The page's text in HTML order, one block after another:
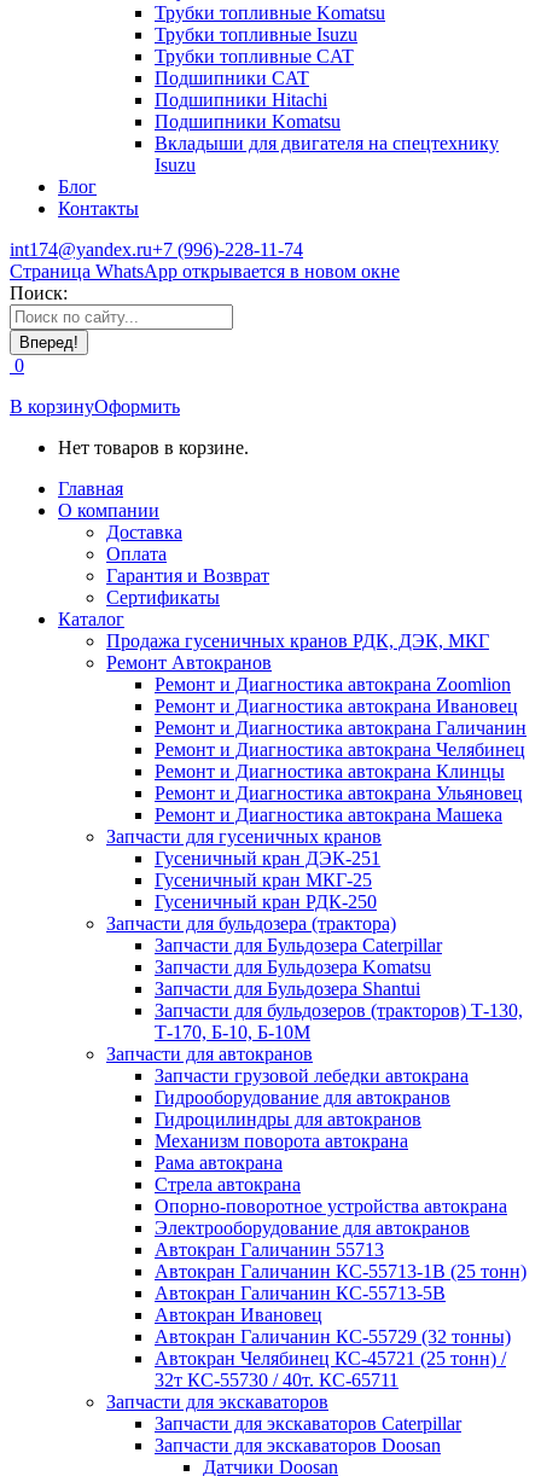
Трубки топливные Komatsu
Трубки топливные Isuzu
Трубки топливные CAT
Подшипники CAT
Подшипники Hitachi
Подшипники Komatsu
Вкладыши для двигателя на спецтехнику
Isuzu
Блог
Контакты
int174@yandex.ru+7 (996)-228-11-74
Страница WhatsApp открывается в новом окне
Поиск:
0
В корзинуОформить
Нет товаров в корзине.
Главная
О компании
Доставка
Оплата
Гарантия и Возврат
Сертификаты
Каталог
Продажа гусеничных кранов РДК, ДЭК, МКГ
Ремонт Автокранов
Ремонт и Диагностика автокрана Zoomlion
Ремонт и Диагностика автокрана Ивановец
Ремонт и Диагностика автокрана Галичанин
Ремонт и Диагностика автокрана Челябинец
Ремонт и Диагностика автокрана Клинцы
Ремонт и Диагностика автокрана Ульяновец
Ремонт и Диагностика автокрана Машека
Запчасти для гусеничных кранов
Гусеничный кран ДЭК-251
Гусеничный кран МКГ-25
Гусеничный кран РДК-250
Запчасти для бульдозера (трактора)
Запчасти для Бульдозера Caterpillar
Запчасти для Бульдозера Komatsu
Запчасти для Бульдозера Shantui
Запчасти для бульдозеров (тракторов) Т-130,
Т-170, Б-10, Б-10М
Запчасти для автокранов
Запчасти грузовой лебедки автокрана
Гидрооборудование для автокранов
Гидроцилиндры для автокранов
Механизм поворота автокрана
Рама автокрана
Стрела автокрана
Опорно-поворотное устройства автокрана
Электрооборудование для автокранов
Автокран Галичанин 55713
Автокран Галичанин КС-55713-1В (25 тонн)
Автокран Галичанин КС-55713-5В
Автокран Ивановец
Автокран Галичанин КС-55729 (32 тонны)
Автокран Челябинец КС-45721 (25 тонн) /
32т КС-55730 / 40т. КС-65711
Запчасти для экскаваторов
Запчасти для экскаваторов Caterpillar
Запчасти для экскаваторов Doosan
Датчики Doosan